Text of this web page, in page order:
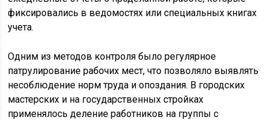
фиксировались в ведомостях или специальных книгах
учета.
Одним из методов контроля было регулярное
патрулирование рабочих мест, что позволяло выявлять
несоблюдение норм труда и опоздания. В городских
мастерских и на государственных стройках
применялось деление работников на группы с